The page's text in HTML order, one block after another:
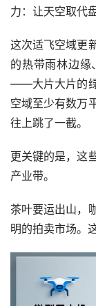
力：让天空取代
这次适飞空域更
的热带雨林边缘
——大片大片的
空域至少有数万
往上跳了一截。
更关键的是，这
产业带。
茶叶要运出山，
明的拍卖市场。